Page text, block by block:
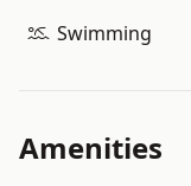
Swimming
Amenities